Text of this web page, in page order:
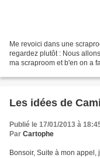
Me revoici dans une
regardez plutôt : Nous
ma scraproom et b'en on a
Les idées de
Publié le 17/01/2013 à
Par Cartophe
Bonsoir, Suite à mon